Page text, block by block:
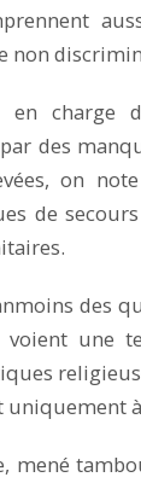
non
en
des
on
de
des
voient une
mené